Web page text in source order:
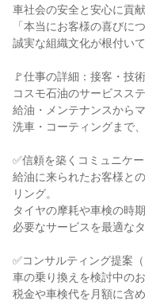
車社会の安全と安心に貢
「本当にお客様の喜びに
誠実な組織文化が根付いて
🚩仕事の詳細：接客・技
コスモ石油のサービスス
給油・メンテナンスから
洗車・コーティングまで
✅信頼を築くコミュニケ
給油に来られたお客様と
リング。
タイヤの摩耗や車検の時
必要なサービスを最適な
✅コンサルティング提案
車の乗り換えを検討中のお
税金や車検代を月額に含